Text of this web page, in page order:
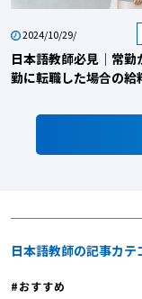
岐にわたりますが、長沼
スタッフが担当しています。 これにより、教員は教材研究や質の高い
供に専念できます。 ワー
充実させながら、教育者と
湾をはじめ世界約40か国
く、互いに協力し合う体
てスタートできる万全の
2024/10/29/
日本語教師必見｜常勤
勤に転職した場合の給
日本語教師の記事カテ
おすすめ